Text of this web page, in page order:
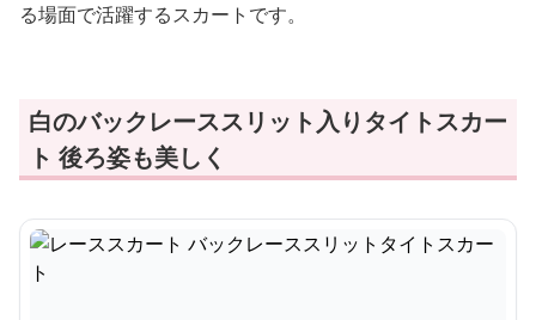
る場面で活躍するスカートです。
白のバックレーススリット入りタイトスカー
ト 後ろ姿も美しく